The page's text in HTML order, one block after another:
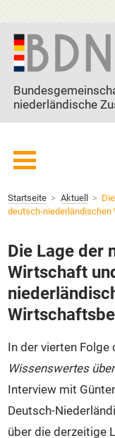
Zum Inhalt springen
niederländische
Startseite Aktuell
deutsch-
Die Lage der
Wirtschaft
In der vierten Folge
Wissenswertes
Interview mit
Deutsch-
über die derzeitige